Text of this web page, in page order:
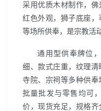
采用优质木材制作，佛
红色外观，狮子底座
等场所供奉，是宗教活
通用型供奉牌位
细、款式庄重，纹理清
寺院、宗祠等多种供奉
批量批发与零售均可
价，现货充足，规格